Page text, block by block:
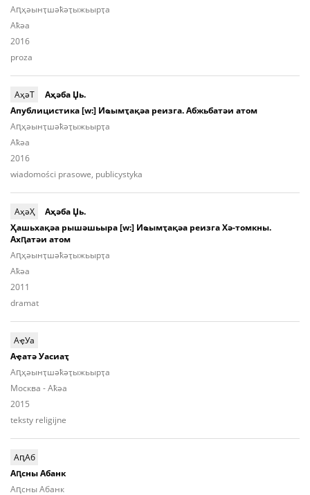
Аԥ­ҳәынҭ­шәҟәҭы­жьыp­ҭа
Aҟәа
2016
proza
АҳәТ
Аҳәба Џь.
Апублицистика [w:] Иҩымҭақәа реизга. Абжьбатәи атом
Аԥ­ҳәынҭ­шәҟәҭы­жьыp­ҭа
Aҟәа
2016
wiadomości prasowe, publicystyka
АҳәҲ
Аҳәба Џь.
Ҳашьхақәа рышәшьыра [w:] Иҩымҭақәа реизга Хә-томкны.
Ахԥатәи атом
Аԥ­ҳәынҭ­шәҟәҭы­жьыp­ҭа
Aҟәа
2011
dramat
АҿУа
Аҿатә Уасиаҭ
Aԥ­ҳәынҭ­шәҟәҭы­жьыр­ҭа
Москва - Aҟәа
2015
teksty religijne
АԥАб
Аԥсны Абанк
Аԥсны Абанк